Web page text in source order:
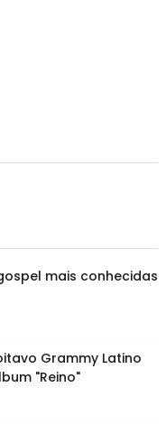
mais conhecidas
Grammy Latino
"Reino"